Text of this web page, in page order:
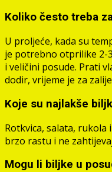
Koliko često treba
U proljeće, kada su
je potrebno otprilike 2-
i veličini posude. Prati
dodir, vrijeme je za
Koje su najlakše
Rotkvica, salata,
brzo rastu i ne
Mogu li biljke u